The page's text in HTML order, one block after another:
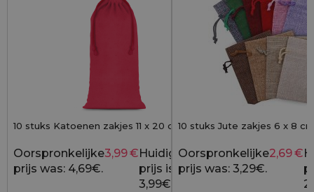
10 stuks Katoenen zakjes 11 x 20 cm - rood
4,69 €
Oorspronkelijke
prijs was: 4,69€.
3,99€Huidige
prijs is:
3,99€.
10 stuks Jute zakjes 6 x 8
Oorspronkelijke
prijs was: 3,29€.
2,69€